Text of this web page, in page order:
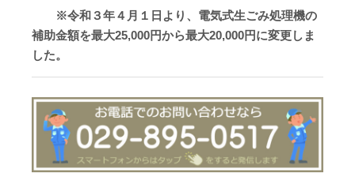
※令和３年４月１日より、電気式生ごみ処理機の
補助金額を最大25,000円から最大20,000円に変更しま
した。